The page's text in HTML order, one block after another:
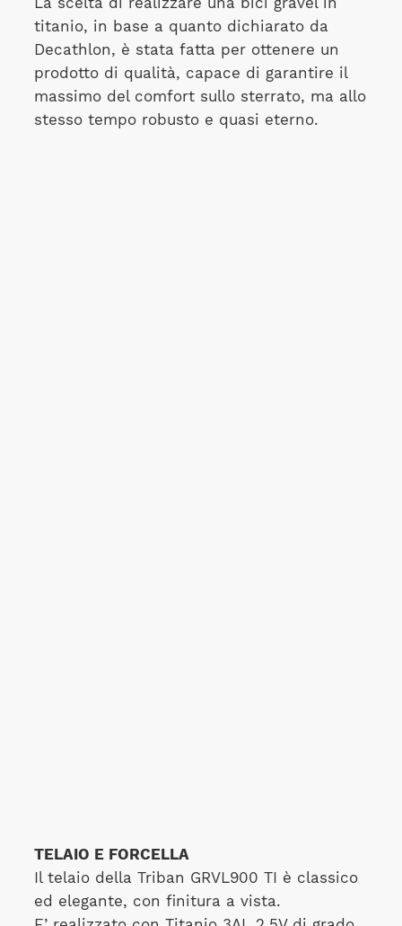
titanio, in base a quanto dichiarato da
Decathlon, è stata fatta per ottenere un
prodotto di qualità, capace di garantire il
massimo del comfort sullo sterrato, ma allo
stesso tempo robusto e quasi eterno.
TELAIO E FORCELLA
Il telaio della Triban GRVL900 TI è classico
ed elegante, con finitura a vista.